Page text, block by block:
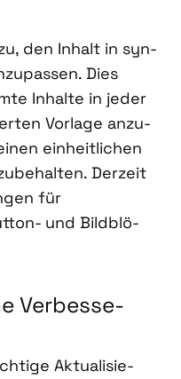
den Inhalt in syn­
Dies
Inhal­te in jeder
Vor­la­ge anzu­
ein­heit­li­chen
Der­zeit
für
und Bild­blö­
Ver­bes­se­
Aktua­li­sie­